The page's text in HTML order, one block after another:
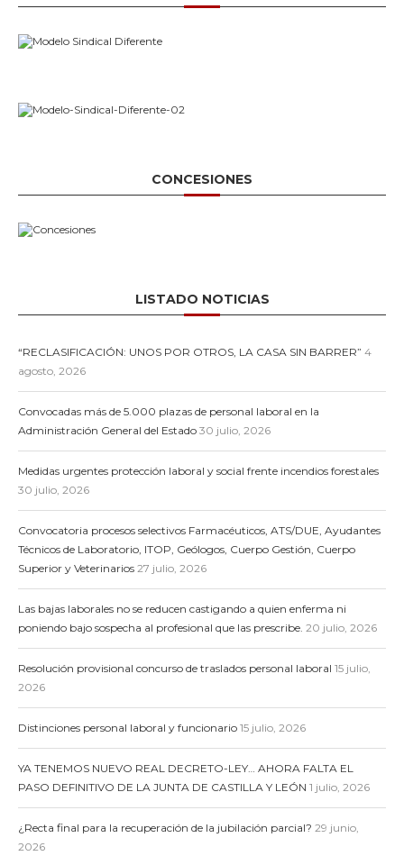
CONCESIONES
LISTADO NOTICIAS
“RECLASIFICACIÓN: UNOS POR OTROS, LA CASA SIN BARRER” 4
agosto, 2026
Convocadas más de 5.000 plazas de personal laboral en la
Administración General del Estado 30 julio, 2026
Medidas urgentes protección laboral y social frente incendios forestales
30 julio, 2026
Convocatoria procesos selectivos Farmacéuticos, ATS/DUE, Ayudantes
Técnicos de Laboratorio, ITOP, Geólogos, Cuerpo Gestión, Cuerpo
Superior y Veterinarios 27 julio, 2026
Las bajas laborales no se reducen castigando a quien enferma ni
poniendo bajo sospecha al profesional que las prescribe. 20 julio, 2026
Resolución provisional concurso de traslados personal laboral 15 julio,
2026
Distinciones personal laboral y funcionario 15 julio, 2026
YA TENEMOS NUEVO REAL DECRETO-LEY… AHORA FALTA EL
PASO DEFINITIVO DE LA JUNTA DE CASTILLA Y LEÓN 1 julio, 2026
¿Recta final para la recuperación de la jubilación parcial? 29 junio,
2026